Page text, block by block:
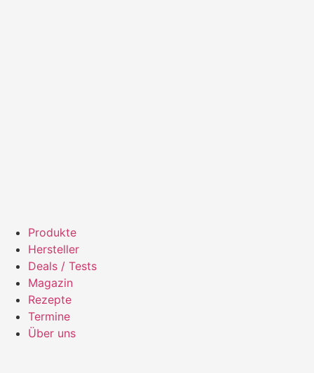
Produkte
Hersteller
Deals / Tests
Magazin
Rezepte
Termine
Über uns